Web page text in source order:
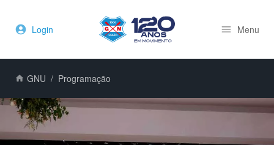
Login Menu
GNU Programação